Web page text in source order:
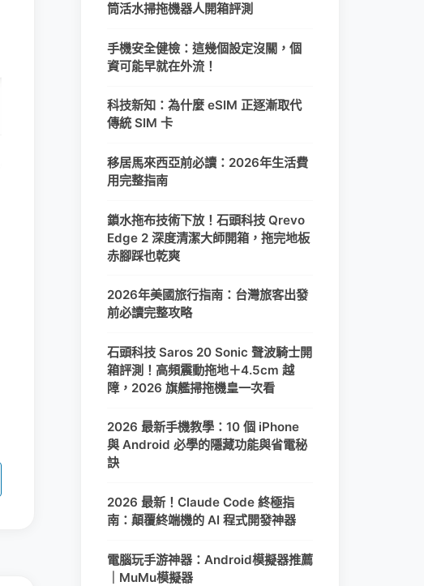
筒活水掃拖機器人開箱評測
手機安全健檢：這幾個設定沒關，個
資可能早就在外流！
科技新知：為什麼 eSIM 正逐漸取代
傳統 SIM 卡
移居馬來西亞前必讀：2026年生活費
用完整指南
鎖水拖布技術下放！石頭科技 Qrevo
Edge 2 深度清潔大師開箱，拖完地板
赤腳踩也乾爽
2026年美國旅行指南：台灣旅客出發
前必讀完整攻略
石頭科技 Saros 20 Sonic 聲波騎士開
箱評測！高頻震動拖地＋4.5cm 越
障，2026 旗艦掃拖機皇一次看
2026 最新手機教學：10 個 iPhone
與 Android 必學的隱藏功能與省電秘
訣
2026 最新！Claude Code 終極指
南：顛覆終端機的 AI 程式開發神器
電腦玩手游神器：Android模擬器推薦
｜MuMu模擬器